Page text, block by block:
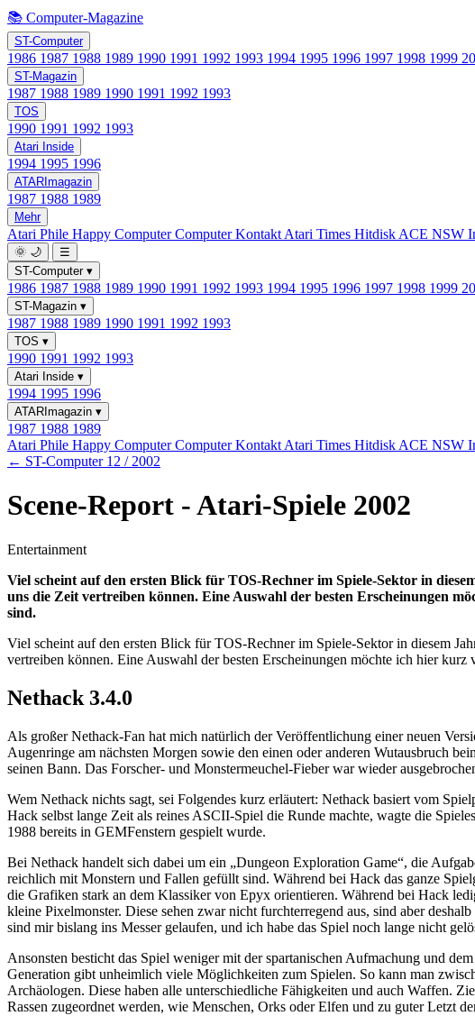
📚 Computer-Magazine
ST-Computer
1986 1987 1988 1989 1990 1991 1992 1993 1994 1995 1996 1997 1998 1999
ST-Magazin
1987 1988 1989 1990 1991 1992 1993
TOS
1990 1991 1992 1993
Atari Inside
1994 1995 1996
ATARImagazin
1987 1988 1989
Mehr
Atari Phile Happy ComputerComputer Kontakt Atari Times Hitdisk ACE NSW
🌞 🌙
☰
ST-Computer ▾
1986 1987 1988 1989 1990 1991 1992 1993 1994 1995 1996 1997 1998 1999
ST-Magazin ▾
1987 1988 1989 1990 1991 1992 1993
TOS ▾
1990 1991 1992 1993
Atari Inside ▾
1994 1995 1996
ATARImagazin ▾
1987 1988 1989
Atari Phile Happy ComputerComputer Kontakt Atari Times Hitdisk ACE NSW
← ST-Computer 12 / 2002
Scene-Report - Atari-Spiele 2002
Entertainment
Viel scheint auf den ersten Blick für TOS-Rechner im Spiele-Sektor in
uns die Zeit vertreiben können. Eine Auswahl der besten Erscheinungen
sind.
Viel scheint auf den ersten Blick für TOS-Rechner im Spiele-Sektor in diesem
vertreiben können. Eine Auswahl der besten Erscheinungen möchte ich hier
Nethack 3.4.0
Als großer Nethack-Fan hat mich natürlich der Veröffentlichung einer neuen
Augenringe am nächsten Morgen sowie den einen oder anderen Wutausbruch
seinen Bann. Das Forscher- und Monstermeuchel-Fieber war wieder
Wem Nethack nichts sagt, sei Folgendes kurz erläutert: Nethack basiert vom
Hack selbst lange Zeit als reines ASCII-Spiel die Runde machte, wagte die
1988 bereits in GEMFenstern gespielt wurde.
Bei Nethack handelt sich dabei um ein „Dungeon Exploration Game“, die
reichlich mit Monstern und Fallen gefüllt sind. Während bei Hack das ganze
die Grafiken stark an dem Klassiker von Epyx orientieren. Während bei Hack
kleine Pixelmonster. Diese sehen zwar nicht furchterregend aus, sind aber
sind mir bislang ins Messer gelaufen, und ich habe das Spiel noch lange nicht
Ansonsten besticht das Spiel weniger mit der spartanischen Aufmachung und
Generation gibt unheimlich viele Möglichkeiten zum Spielen. So kann man
Archäologen. Diese haben alle unterschiedliche Fähigkeiten und auch Waffen.
Rassen zugeordnet werden, wie Menschen, Orks oder Elfen und zu guter Letzt